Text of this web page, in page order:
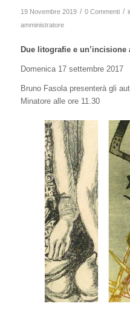
19 Novembre 2019 / 0 Commenti /
amministratore
Due litografie e un’incisione
Domenica 17 settembre 2017
Bruno Fasola presenterà gli
Minatore alle ore 11.30